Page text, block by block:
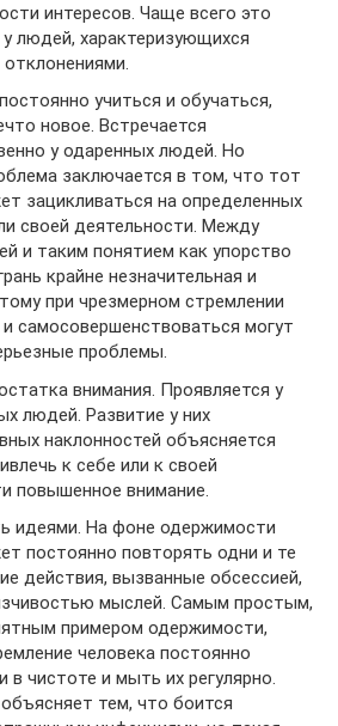
интересов. Чаще всего это
у людей, характеризующихся
учиться и обучаться,
новое. Встречается
у одаренных людей. Но
заключается в том, что тот
зацикливаться на определенных
своей деятельности. Между
и таким понятием как упорство
крайне незначительная и
при чрезмерном стремлении
и самосовершенствоваться могут
проблемы.
внимания. Проявляется у
людей. Развитие у них
наклонностей объясняется
к себе или к своей
повышенное внимание.
идеями. На фоне одержимости
постоянно повторять одни и те
действия, вызванные обсессией,
мыслей. Самым простым,
примером одержимости,
человека постоянно
в чистоте и мыть их регулярно.
тем, что боится